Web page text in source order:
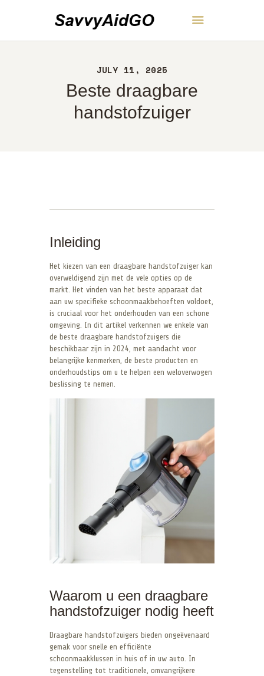
JULY 11, 2025
Beste draagbare
handstofzuiger
SavvyAidGO
OVER
CONTACT
Inleiding
Het kiezen van een draagbare handstofzuiger kan
overweldigend zijn met de vele opties op de
markt. Het vinden van het beste apparaat dat
aan uw specifieke schoonmaakbehoeften voldoet,
is cruciaal voor het onderhouden van een schone
omgeving. In dit artikel verkennen we enkele van
de beste draagbare handstofzuigers die
beschikbaar zijn in 2024, met aandacht voor
belangrijke kenmerken, de beste producten en
onderhoudstips om u te helpen een weloverwogen
beslissing te nemen.
Waarom u een draagbare
handstofzuiger nodig heeft
Draagbare handstofzuigers bieden ongeëvenaard
gemak voor snelle en efficiënte
schoonmaakklussen in huis of in uw auto. In
tegenstelling tot traditionele, omvangrijkere